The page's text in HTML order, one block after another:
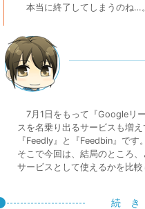
本当に終了してしまうのね…。
7月1日をもって『Googleリ
スを名乗り出るサービスも増
『Feedly』と『Feedbin』です。
そこで今回は、結局のところ
サービスとして使えるかを比較
続